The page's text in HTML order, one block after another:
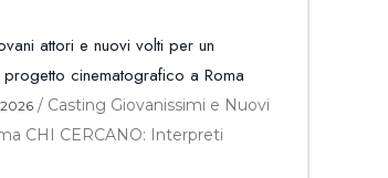
attori e nuovi volti per un
progetto cinematografico a Roma
/ Casting Giovanissimi e Nuovi
CHI CERCANO: Interpreti